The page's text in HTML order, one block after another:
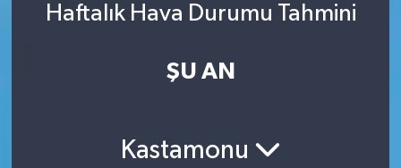
Haftalık Hava Durumu Tahmini
ŞU AN
Kastamonu